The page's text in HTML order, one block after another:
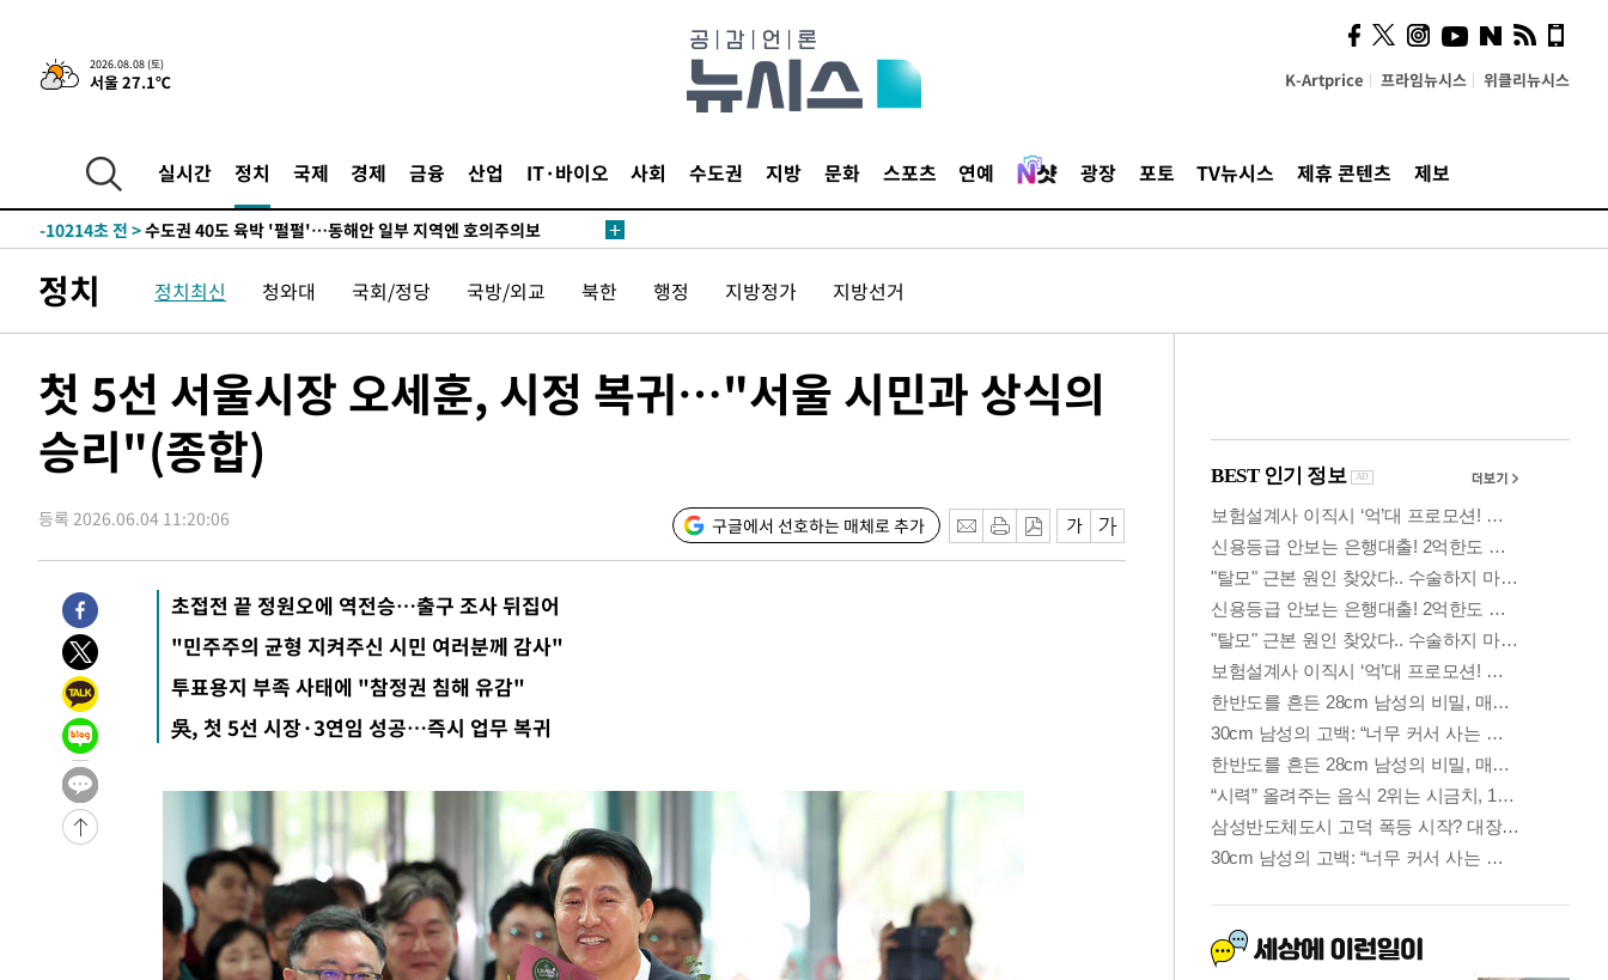
2026.08.08 (토)
서울 27.1℃ K-Artprice 프라임뉴시스 위클리뉴시스
실시간 정치 국제 경제 금융 산업 IT·바이오 사회 수도권 지방 문화 스포츠 연예 광장 포토 TV뉴시스 제휴 콘텐츠 제보
청래 44.56%
-17919초 전 >[속보]與 대표 경선 제주·인천 당원투표…金 47.75%·鄭
42.08%·宋 10.17%
-17453초 전 > 이강인 "아틀레티코 이적 기뻐…등번호 7번 의미보단 팀 위해 뛸
-11162초 전 >
낮 최고 35도 '무더위'…동해안 시간당 30㎜ '강한 비'[내일날씨]
-10432초 전 >
틀레티코 이적"
-10214초 전 >수도권 40도 육박 '펄펄'…동해안 일부 지역엔 호의주의보
-3128초 전 >
강릉에 시간당 81.4㎜ 물폭탄…도로 잠기고 담벼락 붕괴
12분 전 >백운산서 80년근 천종산삼 9뿌리 발견…감정가 1.3억원
1시간 전 >남자 농구, 나고야 아시안게임서 '홈팀' 일본과 한일전
1시간 전 >여수 오동도 해상서 모터보트 전복…1명 사망·1명 실종
2시간 전 >
극한폭염 한풀 꺾이지만…'낮 최고 35도' 무더위, 열대야 계속[다음주
3시간 전 >[속보]'압수수색·성접대 논란' 축구협회 "실망과 걱정 안겨드려 죄송"
7시간 전 >'최고 37도' 폭염 지속…강원동해안 최대 150㎜ 비
9시간 전 >
[속보]뉴욕증시 상승 마감…S&P 0.6% 나스닥 1.3%↑
-27657초 전 >
이란 "호르무즈 재개방 합의 근접…美 배상 선행돼야"
-18704초 전 >
한민수·김용 순
-18657초 전 >
[속보]김민석, 與 전대 당원투표 누적 득표율 45.42%로 1위… 정
청래 44.56%
-17939초 전 >
[속보]與 대표 경선 제주·인천 당원투표…金 47.75%·鄭
42.08%·宋 10.17%
-17473초 전 >
것"
-17408초 전 >
[속보]與 당대표 경선, 제주·인천 권리당원 투표 김민석 승리
-11182초 전 >
낮 최고 35도 '무더위'…동해안 시간당 30㎜ '강한 비'[내일날씨]
[속보]이강인 "감독님이 원하는 마음 느꼈고, 많은 트로피 원해 아
수도권 40도 육박 '펄펄'…동해안 일부 지역엔 호의주의보
온열질환 사망자 3명 늘어…누적 환자 3000명 돌파
강릉에 시간당 81.4㎜ 물폭탄…도로 잠기고 담벼락 붕괴
정치 정치최신 청와대 국회/정당 국방/외교 북한 행정 지방정가 지방선거
첫 5선 서울시장 오세훈, 시정 복귀…"서울 시민과 상식의
승리"(종합)
등록 2026.06.04 11:20:06 구글에서 선호하는 매체로 추가
초접전 끝 정원오에 역전승…출구 조사 뒤집어
"민주주의 균형 지켜주신 시민 여러분께 감사"
투표용지 부족 사태에 "참정권 침해 유감"
吳, 첫 5선 시장·3연임 성공…즉시 업무 복귀
사이 해답 찾았죠"…알을
깨고 나온 '초자아'